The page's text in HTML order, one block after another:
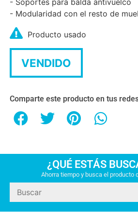
- Modularidad con el resto de
Producto usado
VENDIDO
Comparte este producto en tus
¿QUÉ ESTÁS
Ahorra tiempo y busca el producto